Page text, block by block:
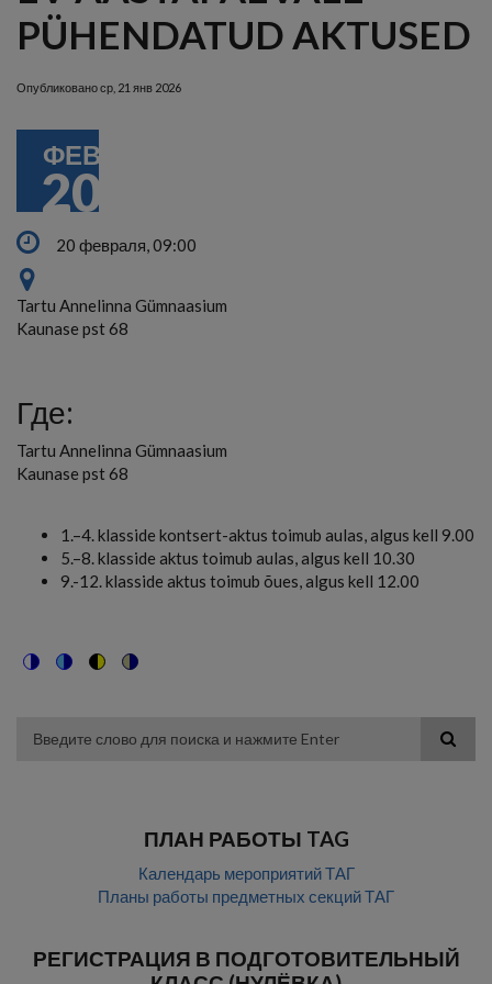
PÜHENDATUD AKTUSED
Опубликованоср, 21 янв 2026
ФЕВ
20
20 февраля, 09:00
Tartu Annelinna Gümnaasium
Kaunase pst 68
Где:
Tartu Annelinna Gümnaasium
Kaunase pst 68
1.–4. klasside kontsert-aktus toimub aulas, algus kell 9.00
5.–8. klasside aktus toimub aulas, algus kell 10.30
9.-12. klasside aktus toimub õues, algus kell 12.00
color
themetheme visibilitytheme
ПЛАН РАБОТЫ TAG
Календарь мероприятий ТАГ
Планы работы предметных секций ТАГ
РЕГИСТРАЦИЯ В ПОДГОТОВИТЕЛЬНЫЙ